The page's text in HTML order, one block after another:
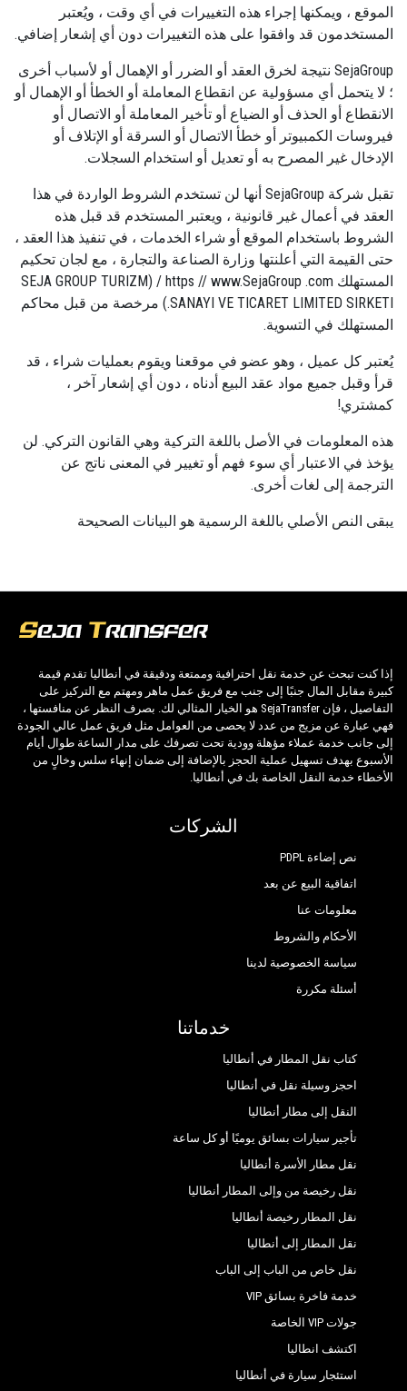
الموقع ، ويمكنها إجراء هذه التغييرات في أي وقت ، ويُعتبر
المستخدمون قد وافقوا على هذه التغييرات دون أي إشعار إضافي.
SejaGroup نتيجة لخرق العقد أو الضرر أو الإهمال أو لأسباب أخرى
؛ لا يتحمل أي مسؤولية عن انقطاع المعاملة أو الخطأ أو الإهمال أو
الانقطاع أو الحذف أو الضياع أو تأخير المعاملة أو الاتصال أو
فيروسات الكمبيوتر أو خطأ الاتصال أو السرقة أو الإتلاف أو
الإدخال غير المصرح به أو تعديل أو استخدام السجلات.
تقبل شركة SejaGroup أنها لن تستخدم الشروط الواردة في هذا
العقد في أعمال غير قانونية ، ويعتبر المستخدم قد قبل هذه
الشروط باستخدام الموقع أو شراء الخدمات ، في تنفيذ هذا العقد ،
حتى القيمة التي أعلنتها وزارة الصناعة والتجارة ، مع لجان تحكيم
المستهلك https // www.SejaGroup .com / (
SEJA GROUP TURIZM
SANAYI VE TICARET LIMITED SIRKETI.) مرخصة من قبل محاكم
المستهلك في التسوية.
يُعتبر كل عميل ، وهو عضو في موقعنا ويقوم بعمليات شراء ، قد
قرأ وقبل جميع مواد عقد البيع أدناه ، دون أي إشعار آخر ،
كمشتري!
هذه المعلومات في الأصل باللغة التركية وهي القانون التركي. لن
يؤخذ في الاعتبار أي سوء فهم أو تغيير في المعنى ناتج عن
الترجمة إلى لغات أخرى.
يبقى النص الأصلي باللغة الرسمية هو البيانات الصحيحة
إذا كنت تبحث عن خدمة نقل احترافية وممتعة ودقيقة في أنطاليا تقدم قيمة
كبيرة مقابل المال جنبًا إلى جنب مع فريق عمل ماهر ومهتم مع التركيز على
التفاصيل ، فإن SejaTransfer هو الخيار المثالي لك. بصرف النظر عن منافستها ،
فهي عبارة عن مزيج من عدد لا يحصى من العوامل مثل فريق عمل عالي الجودة
إلى جانب خدمة عملاء مؤهلة وودية تحت تصرفك على مدار الساعة طوال أيام
الأسبوع بهدف تسهيل عملية الحجز بالإضافة إلى ضمان إنهاء سلس وخالٍ من
الأخطاء خدمة النقل الخاصة بك في أنطاليا.
الشركات
نص إضاءة PDPL
اتفاقية البيع عن بعد
معلومات عنا
الأحكام والشروط
سياسة الخصوصية لدينا
أسئلة مكررة
خدماتنا
كتاب نقل المطار في أنطاليا
احجز وسيلة نقل في أنطاليا
النقل إلى مطار أنطاليا
تأجير سيارات بسائق يوميًا أو كل ساعة
نقل مطار الأسرة أنطاليا
نقل رخيصة من وإلى المطار أنطاليا
نقل المطار رخيصة أنطاليا
نقل المطار إلى أنطاليا
نقل خاص من الباب إلى الباب
خدمة فاخرة بسائق VIP
جولات VIP الخاصة
اكتشف انطاليا
استئجار سيارة في أنطاليا